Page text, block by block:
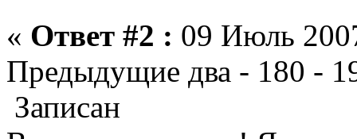
« Ответ #2 : 09 Июль
Предыдущие два - 180 -
Записан